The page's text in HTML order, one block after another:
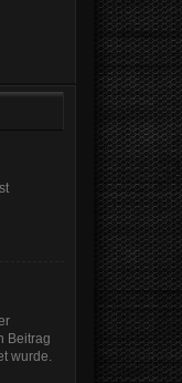
Beitrag
wurde.